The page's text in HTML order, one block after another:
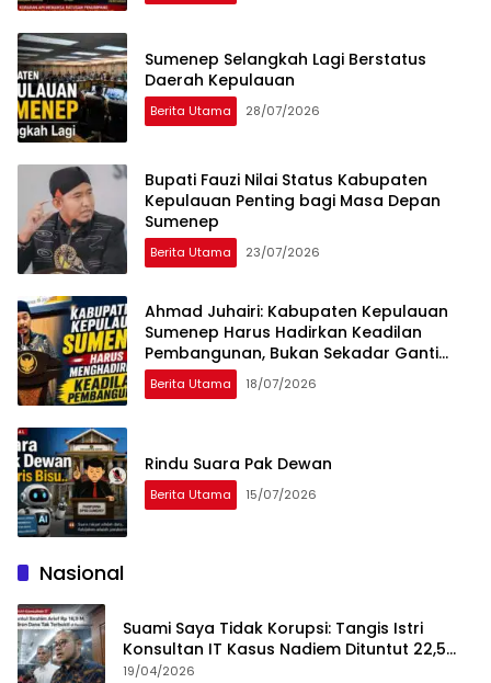
Sumenep Selangkah Lagi Berstatus
Daerah Kepulauan
Berita Utama 28/07/2026
Bupati Fauzi Nilai Status Kabupaten
Kepulauan Penting bagi Masa Depan
Sumenep
Berita Utama 23/07/2026
Ahmad Juhairi: Kabupaten Kepulauan
Sumenep Harus Hadirkan Keadilan
Pembangunan, Bukan Sekadar Ganti
Nama
Berita Utama 18/07/2026
Rindu Suara Pak Dewan
Berita Utama 15/07/2026
Nasional
Suami Saya Tidak Korupsi: Tangis Istri
Konsultan IT Kasus Nadiem Dituntut 22,5
Tahun
19/04/2026